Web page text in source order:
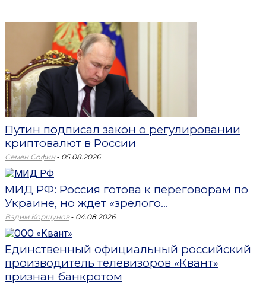
Путин подписал закон о регулировании
криптовалют в России
Семен Софин - 05.08.2026
МИД РФ: Россия готова к переговорам по
Украине, но ждет «зрелого...
Вадим Коршунов - 04.08.2026
Единственный официальный российский
производитель телевизоров «Квант»
признан банкротом